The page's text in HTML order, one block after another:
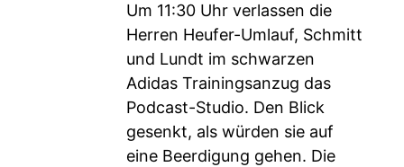
Um 11:30 Uhr verlassen die
Herren Heufer-Umlauf, Schmitt
und Lundt im schwarzen
Adidas Trainingsanzug das
Podcast-Studio. Den Blick
gesenkt, als würden sie auf
eine Beerdigung gehen. Die